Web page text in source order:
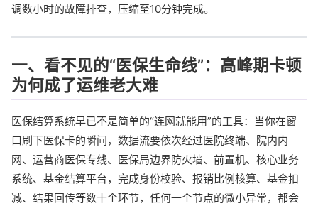
调数小时的故障排查，压缩至10分钟完成。
一、看不见的“医保生命线”：高峰期卡顿
为何成了运维老大难
医保结算系统早已不是简单的“连网就能用”的工具：当你在窗
口刷下医保卡的瞬间，数据流要依次经过医院终端、院内内
网、运营商医保专线、医保局边界防火墙、前置机、核心业务
系统、基金结算平台，完成身份校验、报销比例核算、基金扣
减、结果回传等数十个环节，任何一个节点的微小异常，都会